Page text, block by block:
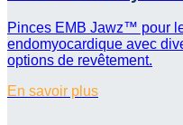
Pinces EMB Jawz™ pour
endomyocardique avec
options de revêtement.
En savoir plus